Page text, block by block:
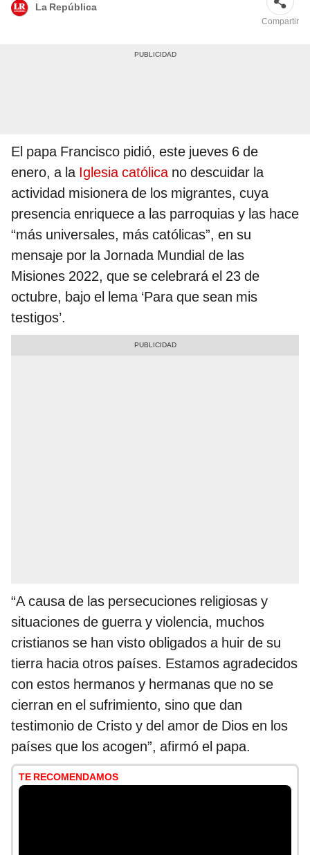
La República
Compartir
El papa Francisco pidió, este jueves 6 de
enero, a la Iglesia católicano descuidar la
actividad misionera de los migrantes, cuya
presencia enriquece a las parroquias y las hace
“más universales, más católicas”, en su
mensaje por la Jornada Mundial de las
Misiones 2022, que se celebrará el 23 de
octubre, bajo el lema ‘Para que sean mis
testigos’.
“A causa de las persecuciones religiosas y
situaciones de guerra y violencia, muchos
cristianos se han visto obligados a huir de su
tierra hacia otros países. Estamos agradecidos
con estos hermanos y hermanas que no se
cierran en el sufrimiento, sino que dan
testimonio de Cristo y del amor de Dios en los
países que los acogen”, afirmó el papa.
TE RECOMENDAMOS